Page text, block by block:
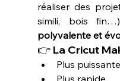
réaliser des
polyvalente et
👉 La Cricut
Plus puissante